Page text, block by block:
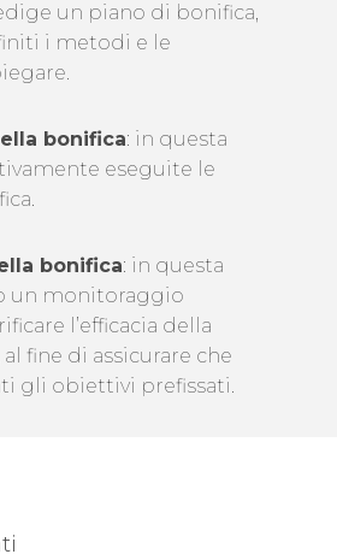
un piano di bonifica,
i metodi e le
bonifica: in questa
eseguite le
bonifica: in questa
un monitoraggio
l’efficacia della
fine di assicurare che
gli obiettivi prefissati.